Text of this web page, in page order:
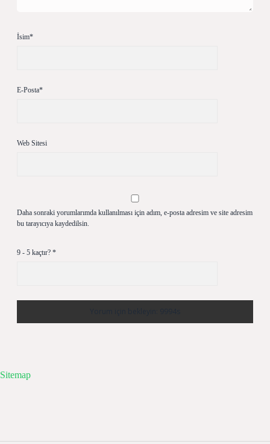
İsim*
E-Posta*
Web Sitesi
Daha sonraki yorumlarımda kullanılması için adım, e-posta adresim ve site adresim
bu tarayıcıya kaydedilsin.
9 - 5 kaçtır? *
Sitemap